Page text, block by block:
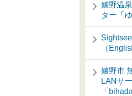
嬉野温
ター「
（
嬉野市
LANサ
「